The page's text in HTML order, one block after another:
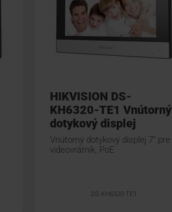
HIKVISION DS-
KH6320-TE1 Vnútorný
dotykový displej
Vnútorný dotykový displej 7" pre
videovrátnik, PoE
DS-KH6320-TE1